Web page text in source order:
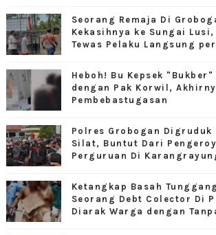
Seorang Remaja Di
Kekasihnya ke Sungai
Tewas Pelaku Langsung
Heboh! Bu Kepsek "Bukber"
dengan Pak Korwil,
Pembebastugasan
Polres Grobogan Digruduk
Silat, Buntut Dari
Perguruan Di
Ketangkap Basah
Seorang Debt Colector Di
Diarak Warga dengan